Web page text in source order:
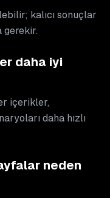
kalıcı sonuçlar
gerekir.
daha iyi
içerikler,
daha hızlı
neden